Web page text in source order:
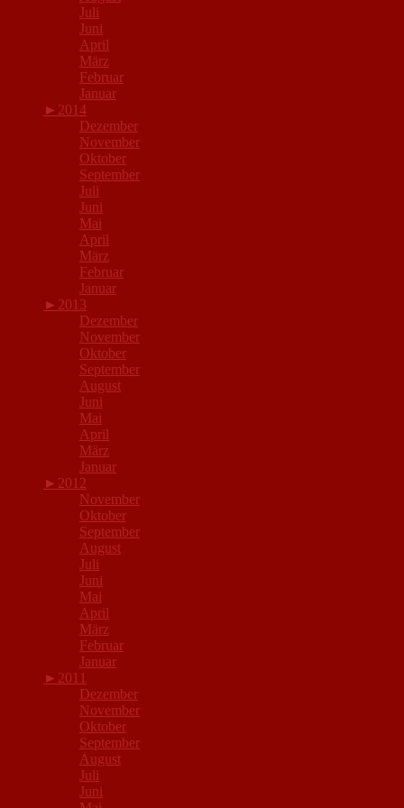
Juli
Juni
April
März
Februar
Januar
► 2014
Dezember
November
Oktober
September
Juli
Juni
Mai
April
März
Februar
Januar
► 2013
Dezember
November
Oktober
September
August
Juni
Mai
April
März
Januar
► 2012
November
Oktober
September
August
Juli
Juni
Mai
April
März
Februar
Januar
► 2011
Dezember
November
Oktober
September
August
Juli
Juni